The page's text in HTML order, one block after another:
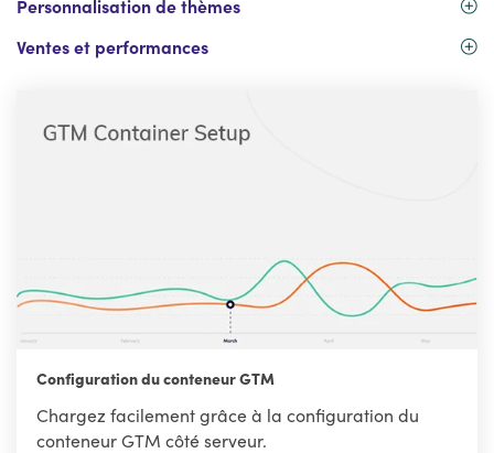
Personnalisation de thèmes
Ventes et performances
Configuration du conteneur GTM
Chargez facilement grâce à la configuration du
conteneur GTM côté serveur.